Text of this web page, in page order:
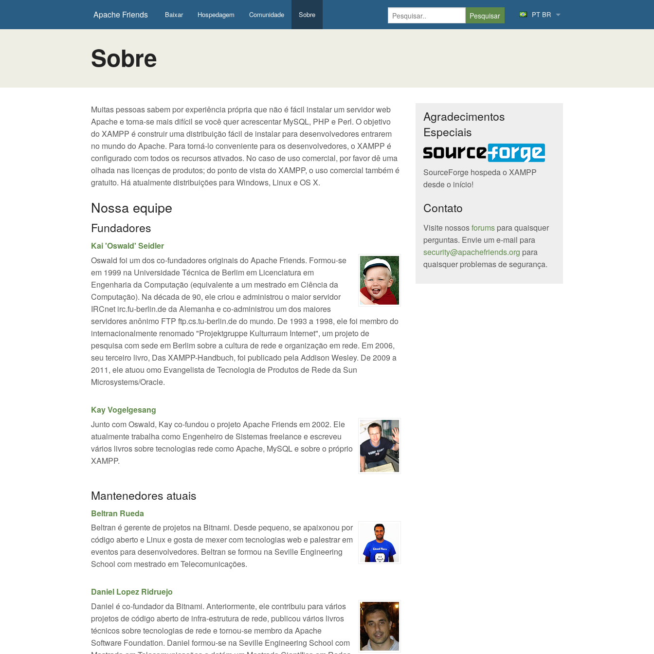
Apache Friends Baixar Hospedagem Comunidade Sobre
Pesquisar..
PT BR
Sobre
Muitas pessoas sabem por experiência própria que não é fácil instalar um servidor web
Apache e torna-se mais difícil se você quer acrescentar MySQL, PHP e Perl. O objetivo
do XAMPP é construir uma distribuição fácil de instalar para desenvolvedores entrarem
no mundo do Apache. Para torná-lo conveniente para os desenvolvedores, o XAMPP é
configurado com todos os recursos ativados. No caso de uso comercial, por favor dê uma
olhada nas licenças de produtos; do ponto de vista do XAMPP, o uso comercial também é
gratuito. Há atualmente distribuições para Windows, Linux e OS X.
Nossa equipe
Fundadores
Kai 'Oswald' Seidler
Oswald foi um dos co-fundadores originais do Apache Friends. Formou-se
em 1999 na Universidade Técnica de Berlim em Licenciatura em
Engenharia da Computação (equivalente a um mestrado em Ciência da
Computação). Na década de 90, ele criou e administrou o maior servidor
IRCnet irc.fu-berlin.de da Alemanha e co-administrou um dos maiores
servidores anônimo FTP ftp.cs.tu-berlin.de do mundo. De 1993 a 1998, ele foi membro do
internacionalmente renomado "Projektgruppe Kulturraum Internet", um projeto de
pesquisa com sede em Berlim sobre a cultura de rede e organização em rede. Em 2006,
seu terceiro livro, Das XAMPP-Handbuch, foi publicado pela Addison Wesley. De 2009 a
2011, ele atuou omo Evangelista de Tecnologia de Produtos de Rede da Sun
Microsystems/Oracle.
Kay Vogelgesang
Junto com Oswald, Kay co-fundou o projeto Apache Friends em 2002. Ele
atualmente trabalha como Engenheiro de Sistemas freelance e escreveu
vários livros sobre tecnologias rede como Apache, MySQL e sobre o próprio
XAMPP.
Mantenedores atuais
Beltran Rueda
Beltran é gerente de projetos na Bitnami. Desde pequeno, se apaixonou por
código aberto e Linux e gosta de mexer com tecnologias web e palestrar em
eventos para desenvolvedores. Beltran se formou na Seville Engineering
School com mestrado em Telecomunicações.
Daniel Lopez Ridruejo
Daniel é co-fundador da Bitnami. Anteriormente, ele contribuiu para vários
projetos de código aberto de infra-estrutura de rede, publicou vários livros
técnicos sobre tecnologias de rede e tornou-se membro da Apache
Software Foundation. Daniel formou-se na Seville Engineering School com
Agradecimentos
Especiais
SourceForge hospeda o XAMPP
desde o início!
Contato
Visite nossosforumspara quaisquer
perguntas. Envie um e-mail para
security@apachefriends.org para
quaisquer problemas de segurança.